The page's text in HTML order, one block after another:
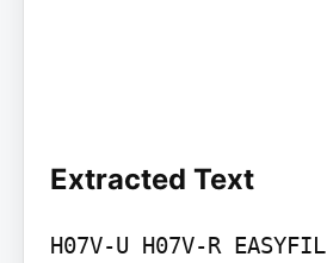
Extracted Text
H07V-U H07V-R EASYFIL